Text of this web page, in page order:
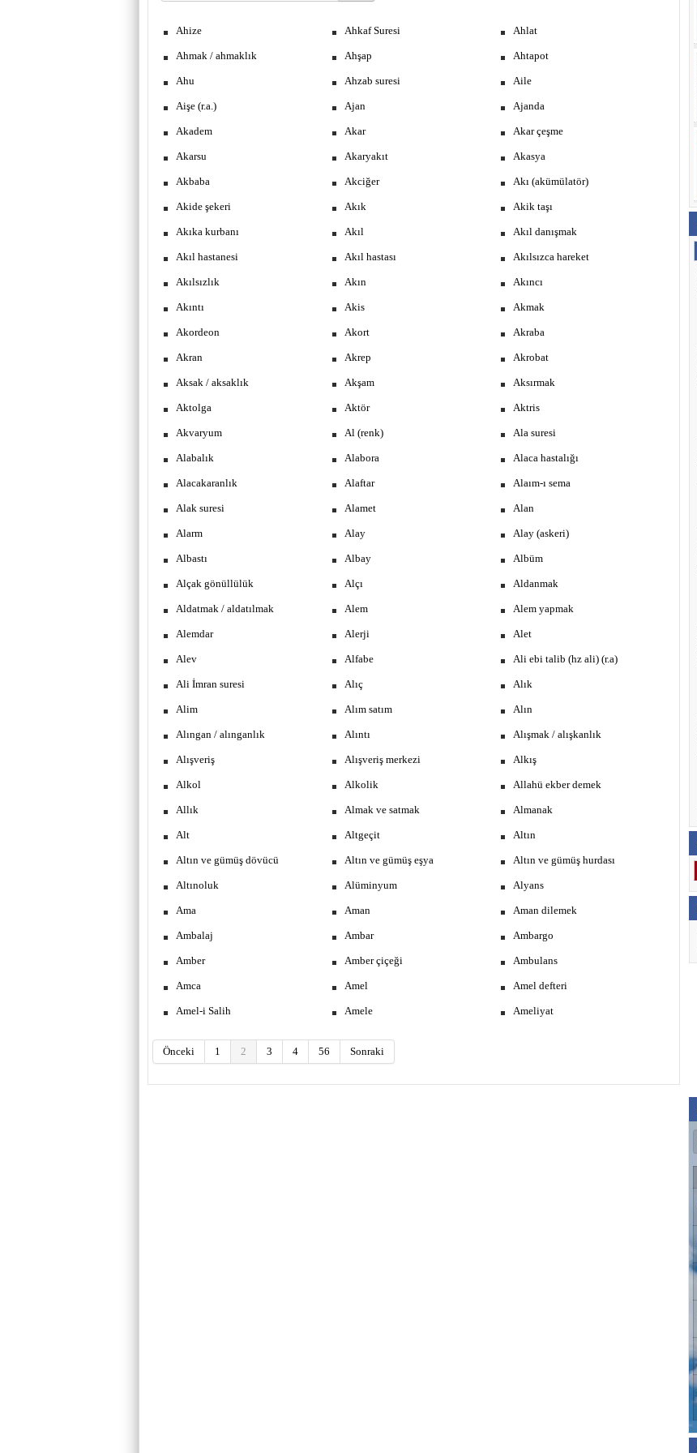
Ahize Ahkaf Suresi Ahlat
Ahmak / ahmaklık Ahşap Ahtapot
Ahu Ahzab suresi Aile
Aişe (r.a.) Ajan Ajanda
Akadem Akar Akar çeşme
Akarsu Akaryakıt Akasya
Akbaba Akciğer Akı (akümülatör)
Akide şekeri Akık Akik taşı
Akıka kurbanı Akıl Akıl danışmak
Akıl hastanesi Akıl hastası Akılsızca hareket
Akılsızlık Akın Akıncı
Akıntı Akis Akmak
Akordeon Akort Akraba
Akran Akrep Akrobat
Aksak / aksaklık Akşam Aksırmak
Aktolga Aktör Aktris
Akvaryum Al (renk) Ala suresi
Alabalık Alabora Alaca hastalığı
Alacakaranlık Alaftar Alaım-ı sema
Alak suresi Alamet Alan
Alarm Alay Alay (askeri)
Albastı Albay Albüm
Alçak gönüllülük Alçı Aldanmak
Aldatmak / aldatılmak Alem Alem yapmak
Alemdar Alerji Alet
Alev Alfabe Ali ebi talib (hz ali) (r.a)
Ali İmran suresi Alıç Alık
Alim Alım satım Alın
Alıngan / alınganlık Alıntı Alışmak / alışkanlık
Alışveriş Alışveriş merkezi Alkış
Alkol Alkolik Allahü ekber demek
Allık Almak ve satmak Almanak
Alt Altgeçit Altın
Altın ve gümüş dövücü Altın ve gümüş eşya Altın ve gümüş hurdası
Altınoluk Alüminyum Alyans
Ama Aman Aman dilemek
Ambalaj Ambar Ambargo
Amber Amber çiçeği Ambulans
Amca Amel Amel defteri
Amel-i Salih Amele Ameliyat
Önceki 1 2 3 4 56 Sonraki